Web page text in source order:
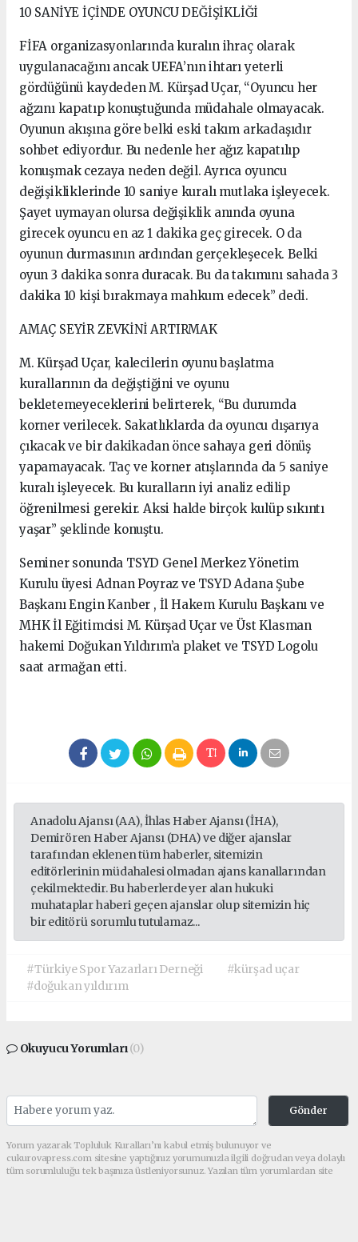
10 SANİYE İÇİNDE OYUNCU DEĞİŞİKLİĞİ
FİFA organizasyonlarında kuralın ihraç olarak
uygulanacağını ancak UEFA’nın ihtarı yeterli
gördüğünü kaydeden M. Kürşad Uçar, “Oyuncu her
ağzını kapatıp konuştuğunda müdahale olmayacak.
Oyunun akışına göre belki eski takım arkadaşıdır
sohbet ediyordur. Bu nedenle her ağız kapatılıp
konuşmak cezaya neden değil. Ayrıca oyuncu
değişikliklerinde 10 saniye kuralı mutlaka işleyecek.
Şayet uymayan olursa değişiklik anında oyuna
girecek oyuncu en az 1 dakika geç girecek. O da
oyunun durmasının ardından gerçekleşecek. Belki
oyun 3 dakika sonra duracak. Bu da takımını sahada 3
dakika 10 kişi bırakmaya mahkum edecek” dedi.
AMAÇ SEYİR ZEVKİNİ ARTIRMAK
M. Kürşad Uçar, kalecilerin oyunu başlatma
kurallarının da değiştiğini ve oyunu
bekletemeyeceklerini belirterek, “Bu durumda
korner verilecek. Sakatlıklarda da oyuncu dışarıya
çıkacak ve bir dakikadan önce sahaya geri dönüş
yapamayacak. Taç ve korner atışlarında da 5 saniye
kuralı işleyecek. Bu kuralların iyi analiz edilip
öğrenilmesi gerekir. Aksi halde birçok kulüp sıkıntı
yaşar” şeklinde konuştu.
Seminer sonunda TSYD Genel Merkez Yönetim
Kurulu üyesi Adnan Poyraz ve TSYD Adana Şube
Başkanı Engin Kanber , İl Hakem Kurulu Başkanı ve
MHK İl Eğitimcisi M. Kürşad Uçar ve Üst Klasman
hakemi Doğukan Yıldırım’a plaket ve TSYD Logolu
saat armağan etti.
Anadolu Ajansı (AA), İhlas Haber Ajansı (İHA),
Demirören Haber Ajansı (DHA) ve diğer ajanslar
tarafından eklenen tüm haberler, sitemizin
editörlerinin müdahalesi olmadan ajans kanallarından
çekilmektedir. Bu haberlerde yer alan hukuki
muhataplar haberi geçen ajanslar olup sitemizin hiç
bir editörü sorumlu tutulamaz...
#Türkiye Spor Yazarları Derneği
#kürşad uçar
#doğukan yıldırım
Okuyucu Yorumları(0)
Gönder
Yorum yazarak Topluluk Kuralları’nı kabul etmiş bulunuyor ve
cukurovapress.com sitesine yaptığınız yorumunuzla ilgili doğrudan veya dolaylı
tüm sorumluluğu tek başınıza üstleniyorsunuz. Yazılan tüm yorumlardan site